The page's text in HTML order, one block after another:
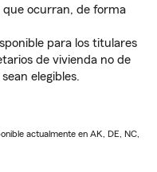
que ocurran, de forma
para los titulares
de vivienda no de
elegibles.
actualmente en AK, DE, NC,